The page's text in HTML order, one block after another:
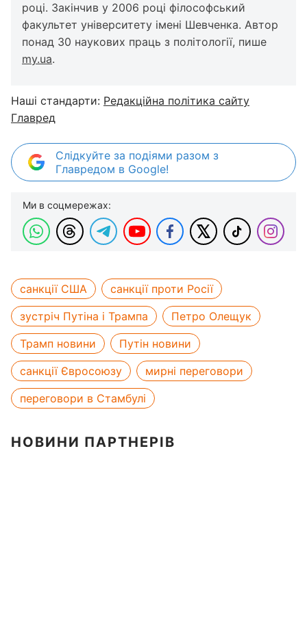
році. Закінчив у 2006 році філософський
факультет університету імені Шевченка. Автор
понад 30 наукових праць з політології, пише
my.ua.
Наші стандарти: Редакційна політика сайту
Главред
Слідкуйте за подіями разом з
Главредом в Google!
Ми в соцмережах:
санкції США
санкції проти Росії
зустріч Путіна і Трампа
Петро Олещук
Трамп новини
Путін новини
санкції Євросоюзу
мирні переговори
переговори в Стамбулі
НОВИНИ ПАРТНЕРІВ